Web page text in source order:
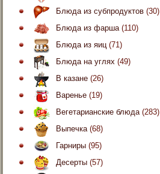
Блюда из субпродуктов (30)
Блюда из фарша(110)
Блюда из яиц(71)
Блюда на углях (49)
В казане (26)
Варенье (19)
Вегетарианские блюда(283)
Выпечка(68)
Гарниры (95)
Десерты (57)